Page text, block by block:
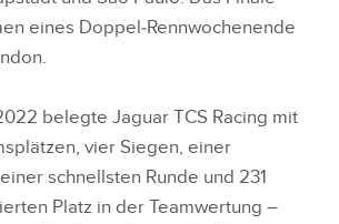
eines Doppel‑Rennwochenende
belegte Jaguar TCS Racing mit
vier Siegen, einer
schnellsten Runde und 231
Platz in der Teamwertung –